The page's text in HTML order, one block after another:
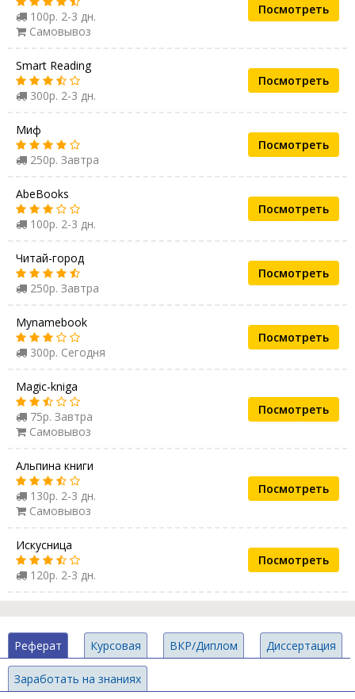
100р. 2-3 дн.
Самовывоз
Посмотреть
Smart Reading
300р. 2-3 дн.
Посмотреть
Миф
250р. Завтра
Посмотреть
AbeBooks
100р. 2-3 дн.
Посмотреть
Читай-город
250р. Завтра
Посмотреть
Mynamebook
300р. Сегодня
Посмотреть
Magic-kniga
75р. Завтра
Самовывоз
Посмотреть
Альпина книги
130р. 2-3 дн.
Самовывоз
Посмотреть
Искусница
120р. 2-3 дн.
Посмотреть
Реферат Курсовая ВКР/Диплом Диссертация
Заработать на знаниях